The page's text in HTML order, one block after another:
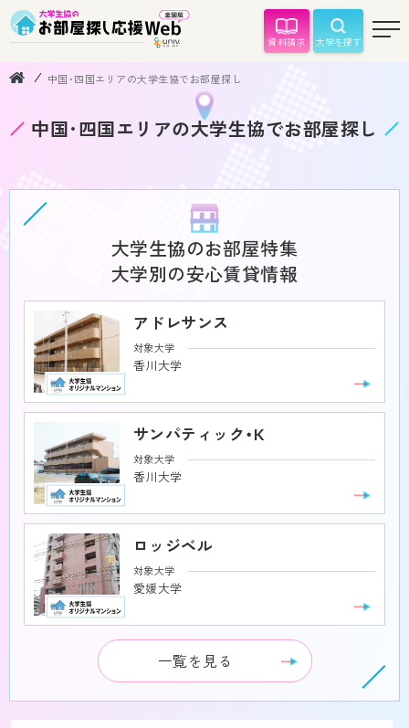
資料請求 大学を探す
中国･四国エリアの大学生協でお部屋探し
中国･四国エリアの大学生協でお部屋探し
大学生協のお部屋特集
大学別の安心賃貸情報
アドレサンス
対象大学
香川大学
サンパティック・K
対象大学
香川大学
ロッジベル
対象大学
愛媛大学
一覧を見る